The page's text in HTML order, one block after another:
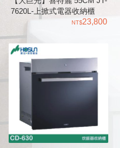
7620L-上掀式電器收納櫃
23,800